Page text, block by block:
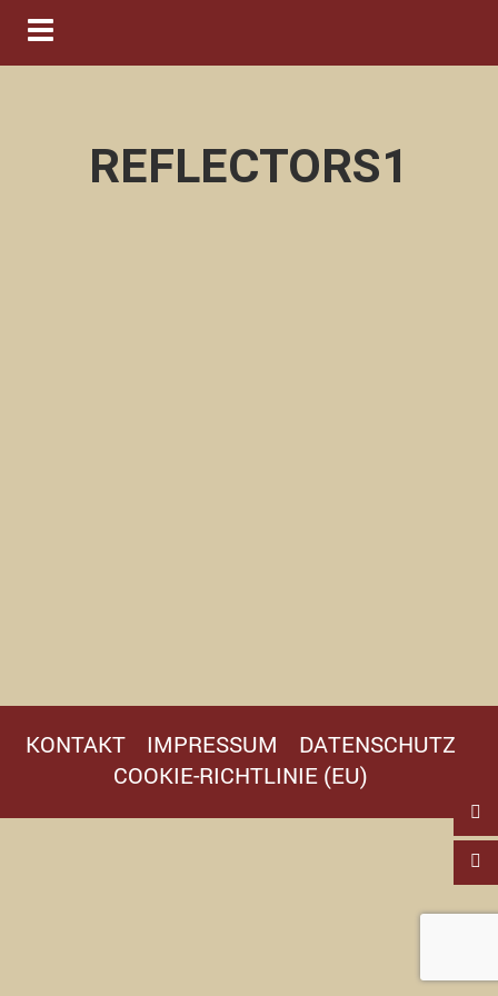
Navigation ein-/ausblenden
REFLECTORS1
KONTAKT IMPRESSUM
DATENSCHUTZ
COOKIE-RICHTLINIE (EU)